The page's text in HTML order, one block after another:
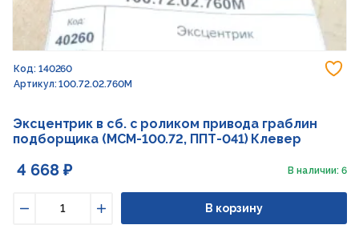
Код: 140260
Артикул: 100.72.02.760М
Эксцентрик в сб. с роликом привода граблин
подборщика (МСМ-100.72, ППТ-041) Клевер
4 668 ₽ В наличии: 6
Увеличить
В корзину